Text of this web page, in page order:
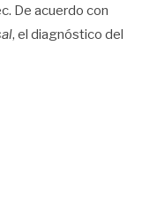
De acuerdo con
, el diagnóstico del